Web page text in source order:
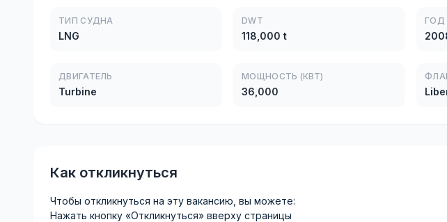
ТИП СУДНА
LNG
DWT
118,000 t
ГОД
ДВИГАТЕЛЬ
Turbine
МОЩНОСТЬ (КВТ)
36,000
Как откликнуться
Чтобы откликнуться на эту вакансию, вы можете:
Нажать кнопку «Откликнуться» вверху страницы